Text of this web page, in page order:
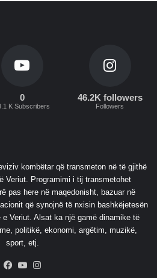
0
K Subscribers
46.2K followers
Followers
kombëtar që transmeton në të gjithë
Veriut. Programimi i tij transmetohet
pas here në maqedonisht, bazuar në
që synojnë të nxisin bashkëjetesën
Veriut. Alsat ka një gamë dinamike të
politikë, ekonomi, argëtim, muzikë,
sport, etj.
Facebook
YouTube